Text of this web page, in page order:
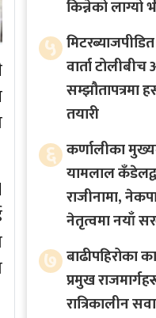
किन्नेको लाग्यो
५
वार्ता
सम्झौतापत्रमा
तयारी
६ कर्णालीका
यामलाल
राजीनामा,
नेतृत्वमा नयाँ
७ बाढीपहिरोका
प्रमुख
रात्रिकालीन